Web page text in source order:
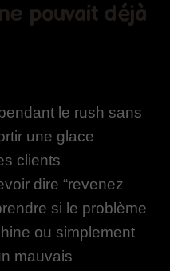
pouvait déjà
le rush sans
une glace
clients
dire “revenez
si le problème
ou simplement
mauvais